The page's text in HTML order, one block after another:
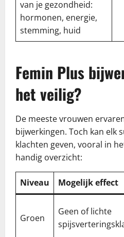
van je gezondheid:
hormonen, energie,
stemming, huid
Femin Plus
het veilig?
De meeste vrouwen
bijwerkingen. Toch kan elk
klachten geven, vooral in
handig overzicht:
Niveau Mogelijk effect
Groen
Geen of lichte